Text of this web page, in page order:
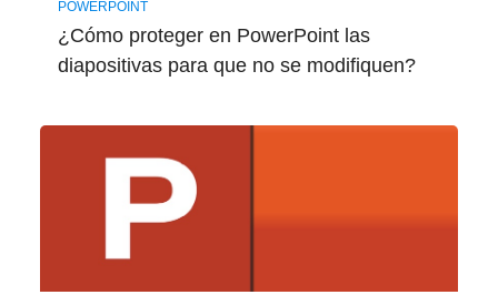
POWERPOINT
¿Cómo proteger en PowerPoint las
diapositivas para que no se modifiquen?